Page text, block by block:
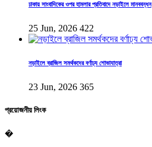
ঢাকায় সাংবাদিকের ওপর হামলার প্রতিবাদে নড়াইলে মানববন্ধন
25 Jun, 2026 422
নড়াইলে ব্রাজিল সমর্থকদের বর্ণাঢ্য শোভাযাত্রা
23 Jun, 2026 365
প্রয়োজনীয় লিংক
�